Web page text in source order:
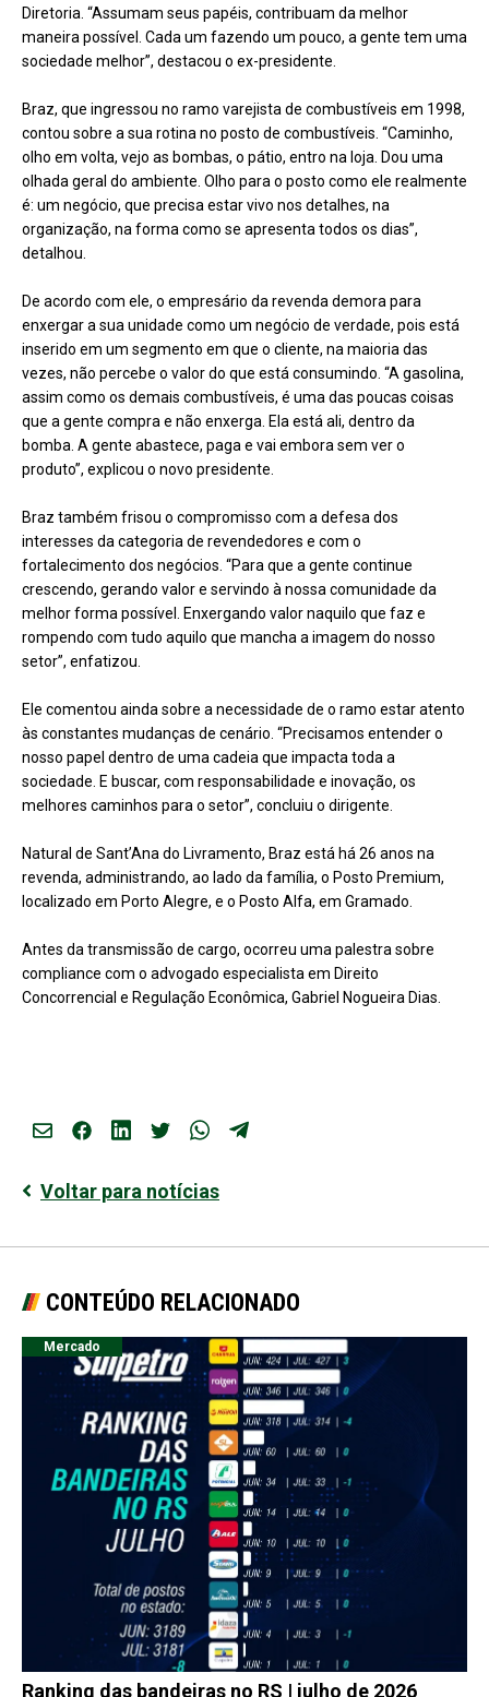
Diretoria. “Assumam seus papéis, contribuam da melhor
maneira possível. Cada um fazendo um pouco, a gente tem uma
sociedade melhor”, destacou o ex-presidente.
Braz, que ingressou no ramo varejista de combustíveis em 1998,
contou sobre a sua rotina no posto de combustíveis. “Caminho,
olho em volta, vejo as bombas, o pátio, entro na loja. Dou uma
olhada geral do ambiente. Olho para o posto como ele realmente
é: um negócio, que precisa estar vivo nos detalhes, na
organização, na forma como se apresenta todos os dias”,
detalhou.
De acordo com ele, o empresário da revenda demora para
enxergar a sua unidade como um negócio de verdade, pois está
inserido em um segmento em que o cliente, na maioria das
vezes, não percebe o valor do que está consumindo. “A gasolina,
assim como os demais combustíveis, é uma das poucas coisas
que a gente compra e não enxerga. Ela está ali, dentro da
bomba. A gente abastece, paga e vai embora sem ver o
produto”, explicou o novo presidente.
Braz também frisou o compromisso com a defesa dos
interesses da categoria de revendedores e com o
fortalecimento dos negócios. “Para que a gente continue
crescendo, gerando valor e servindo à nossa comunidade da
melhor forma possível. Enxergando valor naquilo que faz e
rompendo com tudo aquilo que mancha a imagem do nosso
setor”, enfatizou.
Ele comentou ainda sobre a necessidade de o ramo estar atento
às constantes mudanças de cenário. “Precisamos entender o
nosso papel dentro de uma cadeia que impacta toda a
sociedade. E buscar, com responsabilidade e inovação, os
melhores caminhos para o setor”, concluiu o dirigente.
Natural de Sant’Ana do Livramento, Braz está há 26 anos na
revenda, administrando, ao lado da família, o Posto Premium,
localizado em Porto Alegre, e o Posto Alfa, em Gramado.
Antes da transmissão de cargo, ocorreu uma palestra sobre
compliance com o advogado especialista em Direito
Concorrencial e Regulação Econômica, Gabriel Nogueira Dias.
Voltar para notícias
CONTEÚDO RELACIONADO
Mercado
Ranking das bandeiras no RS | julho de 2026